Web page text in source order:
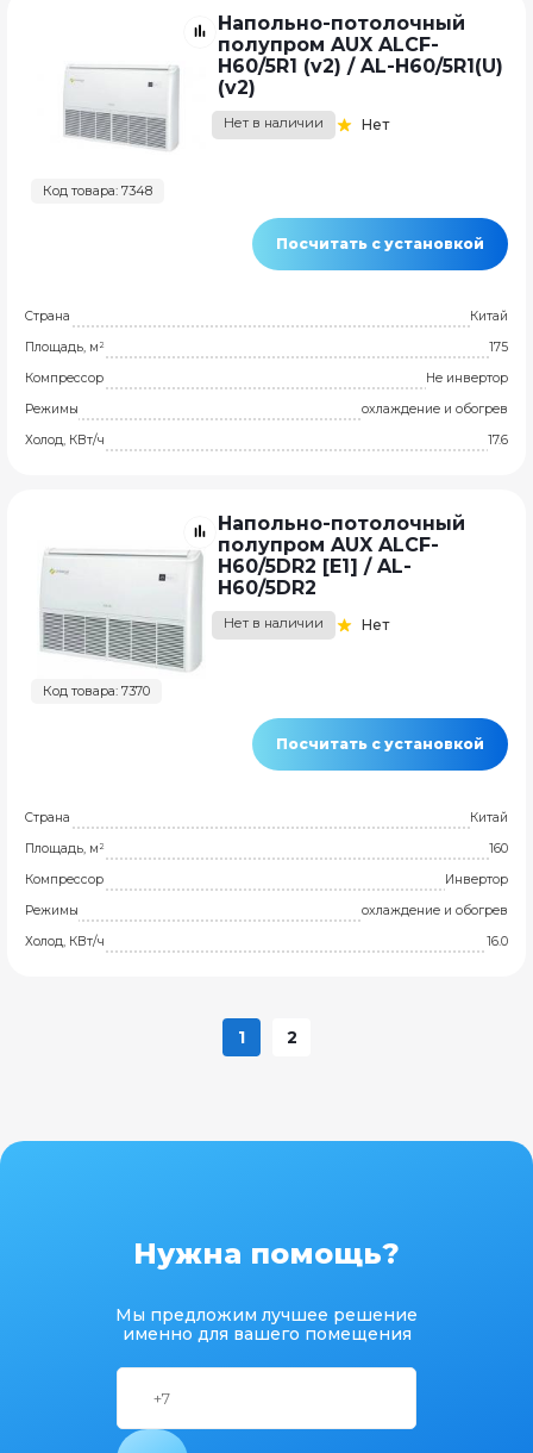
Код товара: 7348
Напольно-потолочный
полупром AUX ALCF-
H60/5R1 (v2) / AL-H60/5R1(U)
(v2)
Нет в наличии Нет
Посчитать с установкой
Страна
Китай
Площадь, м²
175
Компрессор
Не инвертор
Режимы
охлаждение и обогрев
Холод, КВт/ч
17.6
Код товара: 7370
Напольно-потолочный
полупром AUX ALCF-
H60/5DR2 [E1] / AL-
H60/5DR2
Нет в наличии Нет
Посчитать с установкой
Страна
Китай
Площадь, м²
160
Компрессор
Инвертор
Режимы
охлаждение и обогрев
Холод, КВт/ч
16.0
1 2
Нужна помощь?
Мы предложим лучшее решение
именно для вашего помещения